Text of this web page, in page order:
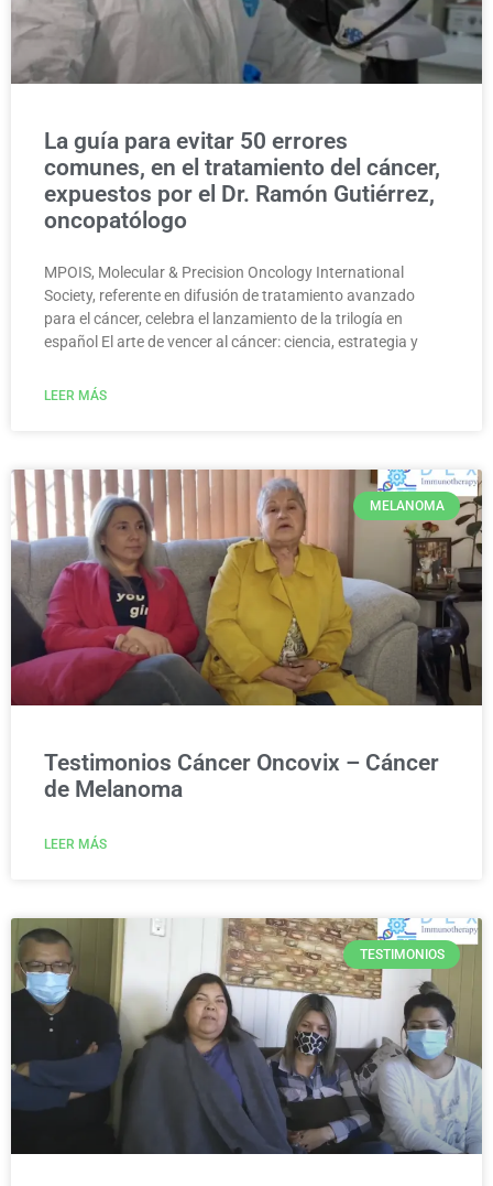
La guía para evitar 50 errores
comunes, en el tratamiento del cáncer,
expuestos por el Dr. Ramón Gutiérrez,
oncopatólogo
MPOIS, Molecular & Precision Oncology International
Society, referente en difusión de tratamiento avanzado
para el cáncer, celebra el lanzamiento de la trilogía en
español El arte de vencer al cáncer: ciencia, estrategia y
LEER MÁS
MELANOMA
Testimonios Cáncer Oncovix – Cáncer
de Melanoma
LEER MÁS
TESTIMONIOS